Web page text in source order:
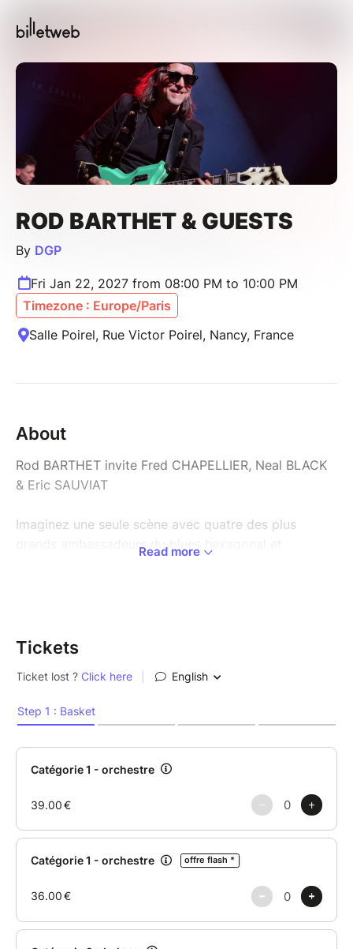
ROD BARTHET & GUESTS
By DGP
Fri Jan 22, 2027 from 08:00 PM to 10:00 PM
Timezone : Europe/Paris
Salle Poirel, Rue Victor Poirel, Nancy, France
About
Rod BARTHET invite Fred CHAPELLIER, Neal BLACK
& Eric SAUVIAT
Imaginez une seule scène avec quatre des plus
grands ambassadeurs du blues hexagonal et
vivante.
Éric SAUVIAT guitariste d’exception, fin et puissant à
Rod BARTHET véritable orfèvre du blues moderne,
artiste charismatique au timbre singulier, capable de
faire voyager son public de l’intimité d’un folk-blues
envoûtant à l’énergie brute d’un blues-rock
incandescent. Avec plusieurs albums salués par
incarne l’élégance et la profondeur du blues
d’aujourd’hui.
Read more
Tickets